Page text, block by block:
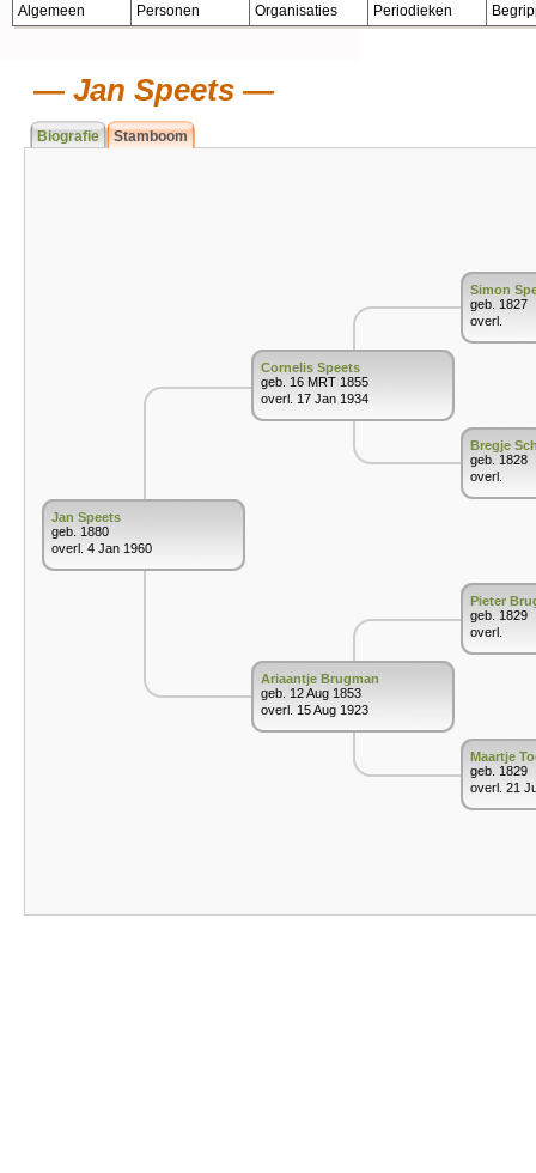
Algemeen Personen Organisaties Periodieken
Jan Speets
Biografie Stamboom
Jan Speets
geb. 1880
overl. 4 Jan 1960
Cornelis Speets
geb. 16 MRT 1855
overl. 17 Jan 1934
Ariaantje Brugman
geb. 12 Aug 1853
overl. 15 Aug 1923
Simon
geb. 1827
overl.
Bregje
geb. 1828
overl.
Pieter
geb. 1829
overl.
Maartje
geb. 1829
overl. 21